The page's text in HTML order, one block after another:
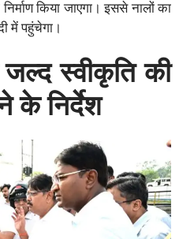
किया जाएगा। इससे नालों का
में पहुंचेगा।
स्वीकृति की
के निर्देश